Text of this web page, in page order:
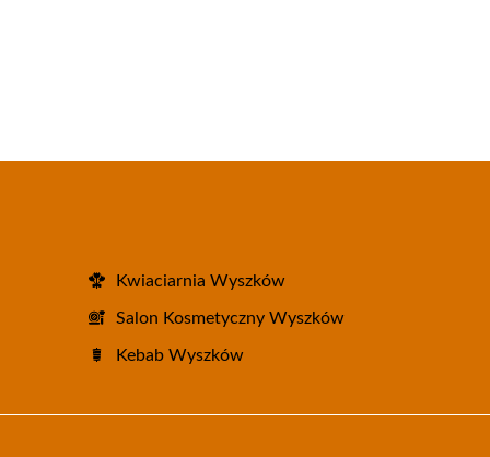
Kwiaciarnia Wyszków
Salon Kosmetyczny Wyszków
Kebab Wyszków